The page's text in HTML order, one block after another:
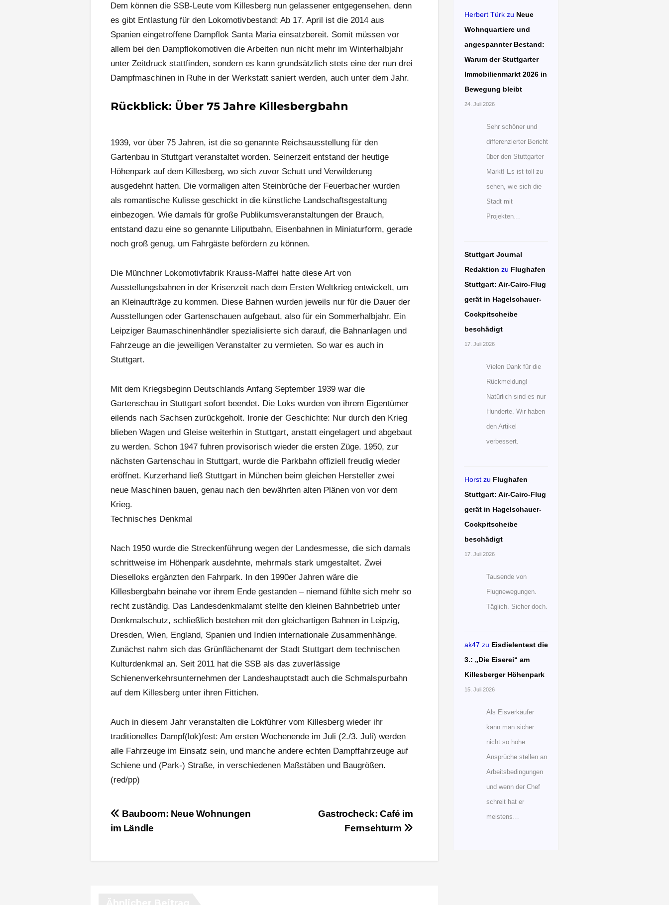
Dem können die SSB-Leute vom Killesberg nun gelassener entgegensehen, denn
es gibt Entlastung für den Lokomotivbestand: Ab 17. April ist die 2014 aus
Spanien eingetroffene Dampflok Santa Maria einsatzbereit. Somit müssen vor
allem bei den Dampflokomotiven die Arbeiten nun nicht mehr im Winterhalbjahr
unter Zeitdruck stattfinden, sondern es kann grundsätzlich stets eine der nun drei
Dampfmaschinen in Ruhe in der Werkstatt saniert werden, auch unter dem Jahr.
Rückblick: Über 75 Jahre Killesbergbahn
1939, vor über 75 Jahren, ist die so genannte Reichsausstellung für den
Gartenbau in Stuttgart veranstaltet worden. Seinerzeit entstand der heutige
Höhenpark auf dem Killesberg, wo sich zuvor Schutt und Verwilderung
ausgedehnt hatten. Die vormaligen alten Steinbrüche der Feuerbacher wurden
als romantische Kulisse geschickt in die künstliche Landschaftsgestaltung
einbezogen. Wie damals für große Publikumsveranstaltungen der Brauch,
entstand dazu eine so genannte Liliputbahn, Eisenbahnen in Miniaturform, gerade
noch groß genug, um Fahrgäste befördern zu können.
Die Münchner Lokomotivfabrik Krauss-Maffei hatte diese Art von
Ausstellungsbahnen in der Krisenzeit nach dem Ersten Weltkrieg entwickelt, um
an Kleinaufträge zu kommen. Diese Bahnen wurden jeweils nur für die Dauer der
Ausstellungen oder Gartenschauen aufgebaut, also für ein Sommerhalbjahr. Ein
Leipziger Baumaschinenhändler spezialisierte sich darauf, die Bahnanlagen und
Fahrzeuge an die jeweiligen Veranstalter zu vermieten. So war es auch in
Stuttgart.
Mit dem Kriegsbeginn Deutschlands Anfang September 1939 war die
Gartenschau in Stuttgart sofort beendet. Die Loks wurden von ihrem Eigentümer
eilends nach Sachsen zurückgeholt. Ironie der Geschichte: Nur durch den Krieg
blieben Wagen und Gleise weiterhin in Stuttgart, anstatt eingelagert und abgebaut
zu werden. Schon 1947 fuhren provisorisch wieder die ersten Züge. 1950, zur
nächsten Gartenschau in Stuttgart, wurde die Parkbahn offiziell freudig wieder
eröffnet. Kurzerhand ließ Stuttgart in München beim gleichen Hersteller zwei
neue Maschinen bauen, genau nach den bewährten alten Plänen von vor dem
Krieg.
Technisches Denkmal
Nach 1950 wurde die Streckenführung wegen der Landesmesse, die sich damals
schrittweise im Höhenpark ausdehnte, mehrmals stark umgestaltet. Zwei
Dieselloks ergänzten den Fahrpark. In den 1990er Jahren wäre die
Killesbergbahn beinahe vor ihrem Ende gestanden – niemand fühlte sich mehr so
recht zuständig. Das Landesdenkmalamt stellte den kleinen Bahnbetrieb unter
Denkmalschutz, schließlich bestehen mit den gleichartigen Bahnen in Leipzig,
Dresden, Wien, England, Spanien und Indien internationale Zusammenhänge.
Zunächst nahm sich das Grünflächenamt der Stadt Stuttgart dem technischen
Kulturdenkmal an. Seit 2011 hat die SSB als das zuverlässige
Schienenverkehrsunternehmen der Landeshauptstadt auch die Schmalspurbahn
auf dem Killesberg unter ihren Fittichen.
Auch in diesem Jahr veranstalten die Lokführer vom Killesberg wieder ihr
traditionelles Dampf(lok)fest: Am ersten Wochenende im Juli (2./3. Juli) werden
alle Fahrzeuge im Einsatz sein, und manche andere echten Dampffahrzeuge auf
Schiene und (Park-) Straße, in verschiedenen Maßstäben und Baugrößen.
(red/pp)
Beitragsnavigation
Gastrocheck: Café im
Fernsehturm
Bauboom: Neue Wohnungen
im Ländle
Herbert Türkzu Neue
Wohnquartiere und
angespannter Bestand:
Warum der Stuttgarter
Immobilienmarkt 2026 in
Bewegung bleibt
24. Juli 2026
Sehr schöner und
differenzierter Bericht
über den Stuttgarter
Markt! Es ist toll zu
sehen, wie sich die
Stadt mit
Projekten…
Stuttgart Journal
Redaktion zu Flughafen
Stuttgart: Air-Cairo-Flug
gerät in Hagelschauer-
Cockpitscheibe
beschädigt
17. Juli 2026
Vielen Dank für die
Rückmeldung!
Natürlich sind es nur
Hunderte. Wir haben
den Artikel
verbessert.
Horstzu Flughafen
Stuttgart: Air-Cairo-Flug
gerät in Hagelschauer-
Cockpitscheibe
beschädigt
17. Juli 2026
Tausende von
Flugnewegungen.
Täglich. Sicher doch.
ak47 zu Eisdielentest die
3.: „Die Eiserei“ am
Killesberger Höhenpark
15. Juli 2026
Als Eisverkäufer
kann man sicher
nicht so hohe
Ansprüche stellen an
Arbeitsbedingungen
und wenn der Chef
schreit hat er
meistens…